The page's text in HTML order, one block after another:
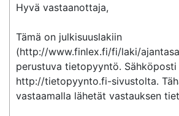
Hyvä vastaanottaja,
Tämä on julkisuuslakiin
(http://www.finlex.fi/fi/laki/
perustuva tietopyyntö.
http://tietopyynto.fi-sivustolta.
vastaamalla lähetät vastauksen